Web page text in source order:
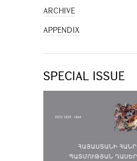
ARCHIVE
APPENDIX
SPECIAL ISSUE